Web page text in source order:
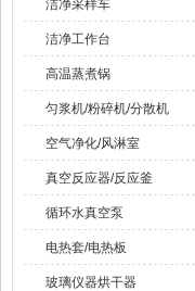
洁净采样车
洁净工作台
高温蒸煮锅
匀浆机/粉碎机/分散机
空气净化/风淋室
真空反应器/反应釜
循环水真空泵
电热套/电热板
玻璃仪器烘干器